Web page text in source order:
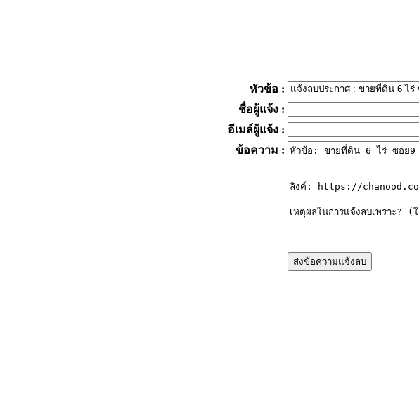
หัวข้อ :
ชื่อผู้แจ้ง :
อีเมล์ผู้แจ้ง :
ข้อความ :